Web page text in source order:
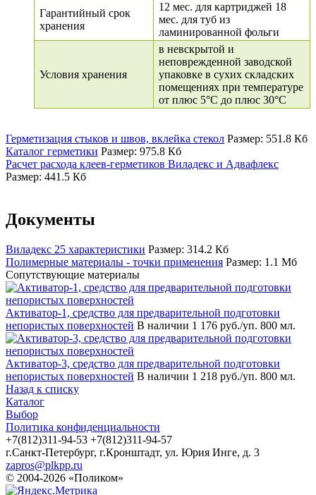
Гарантийный срок
хранения
12 мес. для картриджей 18
мес. для туб из
ламинированной фольги
Условия хранения
в невскрытой и
неповрежденной заводской
упаковке в сухих складских
помещениях при температуре
от плюс 5°С до плюс 30°С
Герметизация стыков и швов, вклейка стекол Размер: 551.8 Кб
Каталог герметики Размер: 975.8 Кб
Расчет расхода клеев-герметиков Виладекс и Адвафлекс
Размер: 441.5 Кб
Документы
Виладекс 25 характеристики Размер: 314.2 Кб
Полимерные материалы - точки применения Размер: 1.1 Мб
Сопутствующие материалы
Активатор-1, средство для предварительной подготовки
непористых поверхностей В наличии 1 176 руб./уп. 800 мл.
Активатор-3, средство для предварительной подготовки
непористых поверхностей В наличии 1 218 руб./уп. 800 мл.
Назад к списку
Каталог
Выбор
Политика конфиденциальности
+7(812)311-94-53 +7(812)311-94-57
г.Санкт-Петербург, г.Кронштадт, ул. Юрия Инге, д. 3
zapros@plkpp.ru
© 2004-2026 «Поликом»